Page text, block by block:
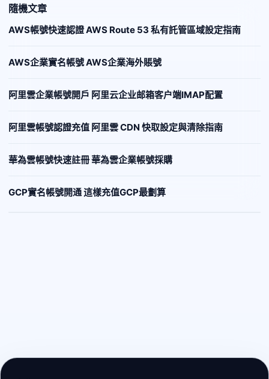
隨機文章
AWS帳號快速認證 AWS Route 53 私有託管區域設定指南
AWS企業實名帳號 AWS企業海外賬號
阿里雲企業帳號開戶 阿里云企业邮箱客户端IMAP配置
阿里雲帳號認證充值 阿里雲 CDN 快取設定與清除指南
華為雲帳號快速註冊 華為雲企業帳號採購
GCP實名帳號開通 這樣充值GCP最劃算